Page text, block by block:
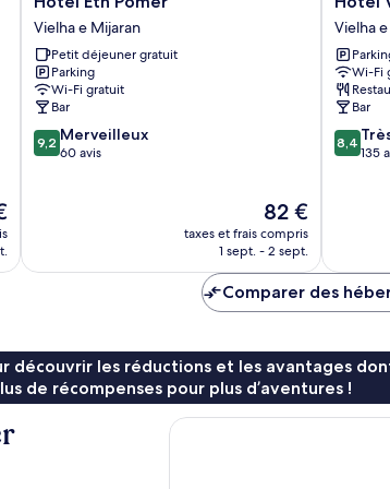
Eth
Pomer
Vielha
e
Mijaran
Vielha e Mijaran
Petit déjeuner gratuit
Parking
Wi-Fi gratuit
Bar
9.2
sur
9,2 Merveilleux
60 avis
Le
nouveau
prix
de
82 €
82 €
taxes et frais compris
1 sept. - 2 sept.
Viella
Vielha
e
Mijaran
Vielha
Wi-Fi
Bar
8.4
sur
8,4
135
Comparer des
découvrir les réductions et les avantages
de récompenses pour plus d’aventures !